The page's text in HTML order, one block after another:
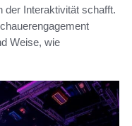
der Interaktivität schafft.
Weise, wie